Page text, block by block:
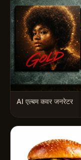
AI एल्बम कवर जनरेटर